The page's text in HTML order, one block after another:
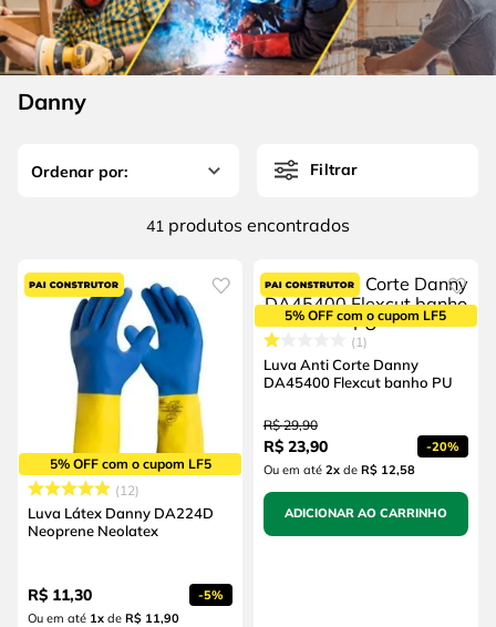
Danny
Filtrar
41 produtos
5% OFF com o cupom LF5
12
Luva Látex Danny DA224D
Neoprene Neolatex
R$ 11,30 -5%
Ou em até 1xde R$ 11,90
5% OFF com o cupom LF5
1
Luva Anti Corte Danny
DA45400 Flexcut banho PU
R$ 29,90
R$ 23,90 -20%
Ou em até 2xde R$ 12,58
ADICIONAR AO CARRINHO
6º fio
7º serra copo
8º
luva
4 º escada
5º serra circular
º
disco corte